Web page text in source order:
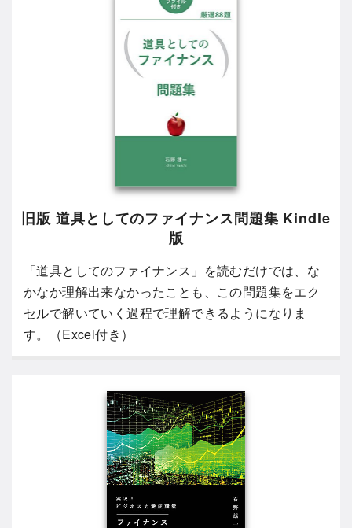
旧版 道具としてのファイナンス問題集 Kindle
版
「道具としてのファイナンス」を読むだけでは、な
かなか理解出来なかったことも、この問題集をエク
セルで解いていく過程で理解できるようになりま
す。（Excel付き）